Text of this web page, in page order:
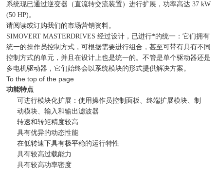
系统现已通过逆变器（直流转交流装置）进行扩展，功率高达 37 kW
(50 HP)。
请阅读或订购我们的市场营销资料。
SIMOVERT MASTERDRIVES 经过设计，已进行*的统一：它们拥有
统一的操作员控制方式，可根据需要进行组合，甚至可带有具有不同
控制方式的单元，并且在设计上也是统一的。不管是单个驱动器还是
多电机驱动器，它们始终会以系统模块的形式提供解决方案。
To the top of the page
功能特点
可进行模块化扩展：使用操作员控制面板、终端扩展模块、制
动模块、输入和输出滤波器
转速和转矩精度较高
具有优异的动态性能
在低转速下具有极平稳的运行特性
具有较高过载能力
具有较高功率密度